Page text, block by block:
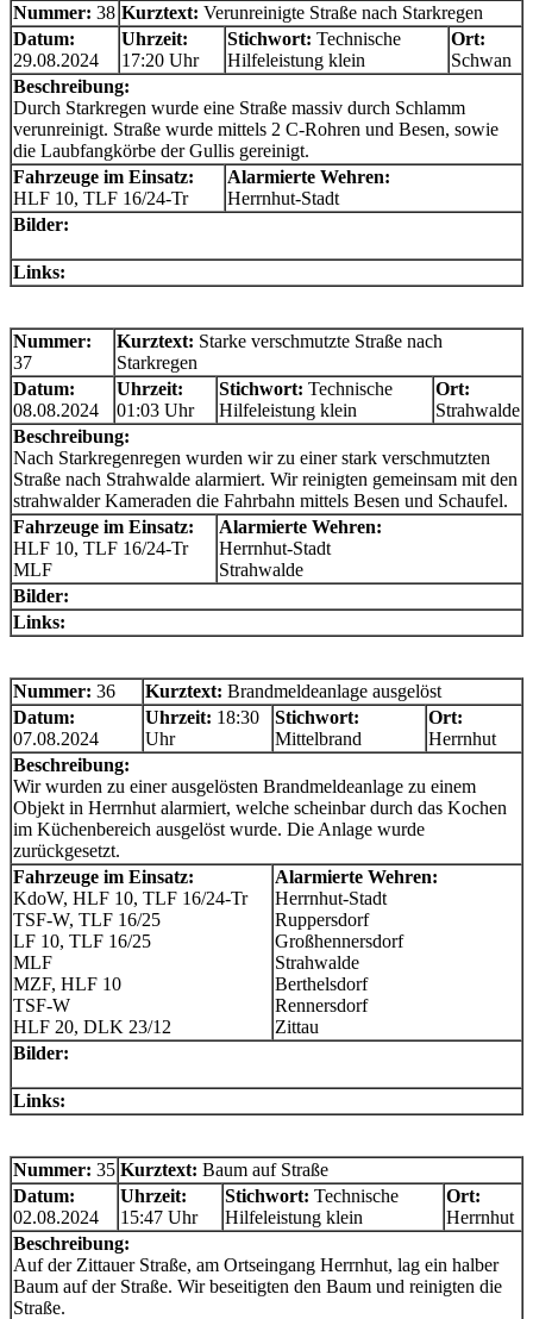
Nummer: 38 Kurztext: Verunreinigte Straße nach Starkregen
Datum:
29.08.2024
Uhrzeit:
17:20 Uhr
Stichwort: Technische
Hilfeleistung klein
Ort:
Schwan
Beschreibung:
Durch Starkregen wurde eine Straße massiv durch Schlamm
verunreinigt. Straße wurde mittels 2 C-Rohren und Besen, sowie
die Laubfangkörbe der Gullis gereinigt.
Fahrzeuge im Einsatz:
HLF 10, TLF 16/24-Tr
Alarmierte Wehren:
Herrnhut-Stadt
Bilder:
Links:
Nummer:
37
Kurztext: Starke verschmutzte Straße nach
Starkregen
Datum:
08.08.2024
Uhrzeit:
01:03 Uhr
Stichwort: Technische
Hilfeleistung klein
Ort:
Strahwalde
Beschreibung:
Nach Starkregenregen wurden wir zu einer stark verschmutzten
Straße nach Strahwalde alarmiert. Wir reinigten gemeinsam mit den
strahwalder Kameraden die Fahrbahn mittels Besen und Schaufel.
Fahrzeuge im Einsatz:
HLF 10, TLF 16/24-Tr
MLF
Alarmierte Wehren:
Herrnhut-Stadt
Strahwalde
Bilder:
Links:
Nummer: 36 Kurztext: Brandmeldeanlage ausgelöst
Datum:
07.08.2024
Uhrzeit: 18:30
Uhr
Stichwort:
Mittelbrand
Ort:
Herrnhut
Beschreibung:
Wir wurden zu einer ausgelösten Brandmeldeanlage zu einem
Objekt in Herrnhut alarmiert, welche scheinbar durch das Kochen
im Küchenbereich ausgelöst wurde. Die Anlage wurde
zurückgesetzt.
Fahrzeuge im Einsatz:
KdoW, HLF 10, TLF 16/24-Tr
TSF-W, TLF 16/25
LF 10, TLF 16/25
MLF
MZF, HLF 10
TSF-W
HLF 20, DLK 23/12
Alarmierte Wehren:
Herrnhut-Stadt
Ruppersdorf
Großhennersdorf
Strahwalde
Berthelsdorf
Rennersdorf
Zittau
Bilder:
Links:
Nummer: 35 Kurztext: Baum auf Straße
Datum:
02.08.2024
Uhrzeit:
15:47 Uhr
Stichwort: Technische
Hilfeleistung klein
Ort:
Herrnhut
Beschreibung:
Auf der Zittauer Straße, am Ortseingang Herrnhut, lag ein halber
Baum auf der Straße. Wir beseitigten den Baum und reinigten die
Straße.